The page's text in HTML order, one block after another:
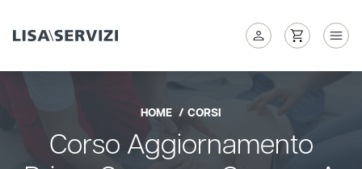
HOME CORSI
Corso Aggiornamento